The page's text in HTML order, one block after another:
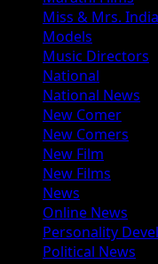
Miss & Mrs.
Models
Music Directors
National
National News
New Comer
New Comers
New Film
New Films
News
Online News
Personality
Political News